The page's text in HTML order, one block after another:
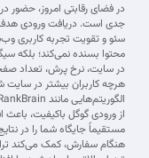
در فضای رقابتی امروز،
جدی است. دریافت ورودی
سئو و تقویت تجربه کاربری
محتوا بسنده نمی‌کند؛ بلکه
در سایت، نرخ پرش، تعداد
هرچه کاربران بیشتر در
از ورودی گوگل باکیفیت،
مستقیماً جایگاه شما را در
هنگام سفارش، کمک می‌کند